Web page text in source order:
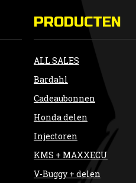
PRODUCTEN
ALL SALES
Bardahl
Cadeaubonnen
Honda delen
Injectoren
KMS + MAXXECU
V-Buggy + delen